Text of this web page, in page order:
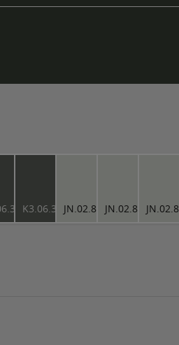
K3.06.34 JN.02.82 JN.02.82 JN.02.82